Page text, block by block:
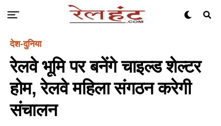
देश-दुनिया
रेलवे भूमि पर बनेंगे चाइल्ड शेल्टर
होम, रेलवे महिला संगठन करेगी
संचालन